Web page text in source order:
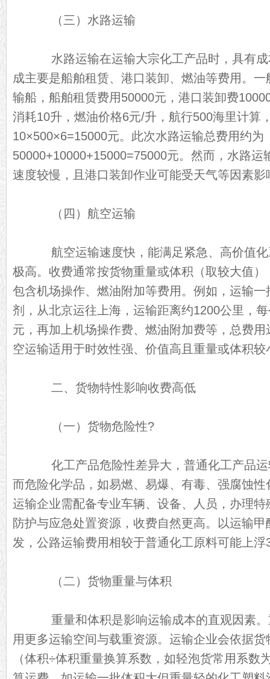
（三）水路运输
水路运输在运输大宗化工产品时，具有成
成主要是船舶租赁、港口装卸、燃油等费用。
输船，船舶租赁费用50000元，港口装卸费
消耗10升，燃油价格6元/升，航行500海里计算
10×500×6=15000元。此次水路运输总费用约为
50000+10000+15000=75000元。然而，水路运
速度较慢，且港口装卸作业可能受天气等因素影
（四）航空运输
航空运输速度快，能满足紧急、高价值化
极高。收费通常按货物重量或体积（取较大值
包含机场操作、燃油附加等费用。例如，运输
剂，从北京运往上海，运输距离约1200公里，
元，再加上机场操作费、燃油附加费等，总费
空运输适用于时效性强、价值高且重量或体积
二、货物特性影响收费高低
（一）货物危险性?
化工产品危险性差异大，普通化工产品运
而危险化学品，如易燃、易爆、有毒、强腐蚀
运输企业需配备专业车辆、设备、人员，办理
防护与应急处置资源，收费自然更高。以运输
发，公路运输费用相较于普通化工原料可能上浮
（二）货物重量与体积
重量和体积是影响运输成本的直观因素。
用更多运输空间与载重资源。运输企业会依据
（体积÷体积重量换算系数，如轻泡货常用系数